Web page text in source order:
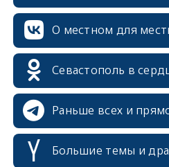
О местном для
Севастополь в
Раньше всех и
Большие темы и